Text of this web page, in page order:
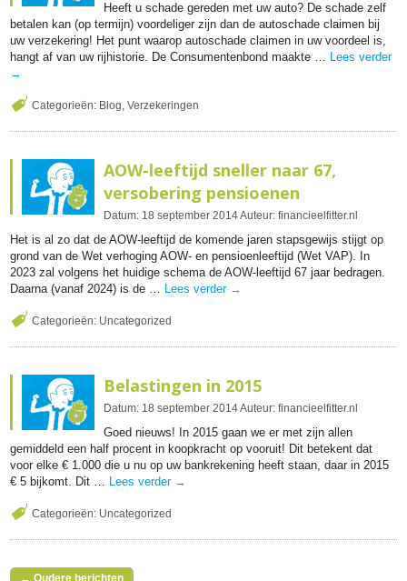
Heeft u schade gereden met uw auto? De schade zelf
betalen kan (op termijn) voordeliger zijn dan de autoschade claimen bij
uw verzekering! Het punt waarop autoschade claimen in uw voordeel is,
hangt af van uw rijhistorie. De Consumentenbond maakte … Lees verder
→
Categorieën: Blog,Verzekeringen
AOW-leeftijd sneller naar 67,
versobering pensioenen
Datum: 18 september 2014Auteur: financieelfitter.nl
Het is al zo dat de AOW-leeftijd de komende jaren stapsgewijs stijgt op
grond van de Wet verhoging AOW- en pensioenleeftijd (Wet VAP). In
2023 zal volgens het huidige schema de AOW-leeftijd 67 jaar bedragen.
Daarna (vanaf 2024) is de … Lees verder →
Categorieën: Uncategorized
Belastingen in 2015
Datum: 18 september 2014Auteur: financieelfitter.nl
Goed nieuws! In 2015 gaan we er met zijn allen
gemiddeld een half procent in koopkracht op vooruit! Dit betekent dat
voor elke € 1.000 die u nu op uw bankrekening heeft staan, daar in 2015
€ 5 bijkomt. Dit …
Lees verder →
Categorieën: Uncategorized
← Oudere berichten